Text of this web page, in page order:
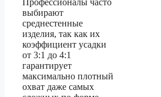
Профессионалы часто
выбирают
среднестенные
изделия, так как их
коэффициент усадки
от 3:1 до 4:1
гарантирует
максимально плотный
охват даже самых